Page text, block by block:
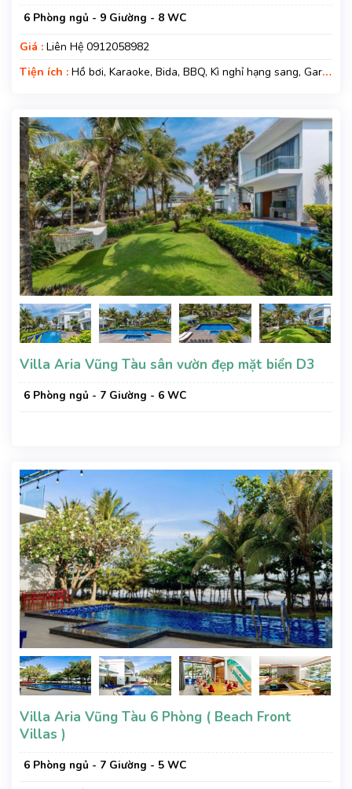
6 Phòng ngủ - 9 Giường - 8 WC
Giá : Liên Hệ 0912058982
Tiện ích : Hồ bơi, Karaoke, Bida, BBQ, Kì nghỉ hạng sang, Gara
Villa Aria Vũng Tàu sân vườn đẹp mặt biển D3
6 Phòng ngủ - 7 Giường - 6 WC
Villa Aria Vũng Tàu 6 Phòng ( Beach Front
Villas )
6 Phòng ngủ - 7 Giường - 5 WC